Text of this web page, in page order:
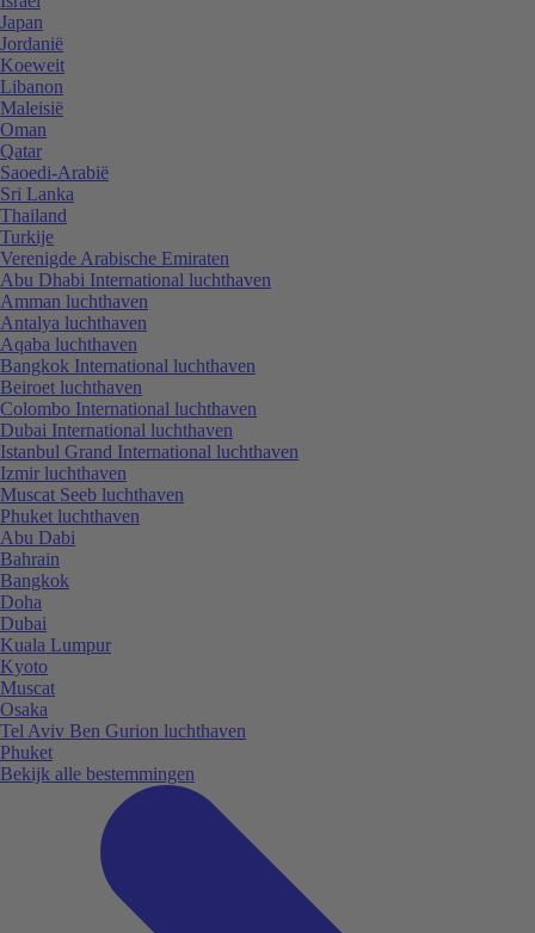
Japan
Jordanië
Koeweit
Libanon
Maleisië
Oman
Qatar
Saoedi-Arabië
Sri Lanka
Thailand
Turkije
Verenigde Arabische Emiraten
Abu Dhabi International luchthaven
Amman luchthaven
Antalya luchthaven
Aqaba luchthaven
Bangkok International luchthaven
Beiroet luchthaven
Colombo International luchthaven
Dubai International luchthaven
Istanbul Grand International luchthaven
Izmir luchthaven
Muscat Seeb luchthaven
Phuket luchthaven
Abu Dabi
Bahrain
Bangkok
Doha
Dubai
Kuala Lumpur
Kyoto
Muscat
Osaka
Tel Aviv Ben Gurion luchthaven
Phuket
Bekijk alle bestemmingen